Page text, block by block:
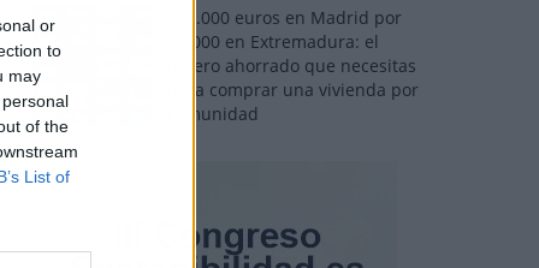
or
to
may
of the
List of
110.000 euros en Madrid por
31.000 en Extremadura: el
dinero ahorrado que necesitas
para comprar una vivienda por
comunidad